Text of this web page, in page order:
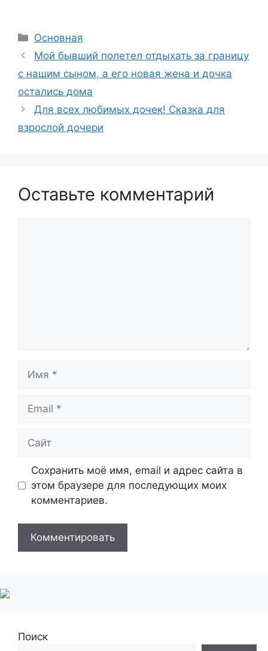
Рубрики
Основная
Мой бывший полетел отдыхать за границу
с нашим сыном, а его новая жена и дочка
остались дома
Для всех любимых дочек! Сказка для
взрослой дочери
Оставьте комментарий
Имя
Email
Сайт
Сохранить моё имя, email и адрес сайта в
этом браузере для последующих моих
комментариев.
Поиск